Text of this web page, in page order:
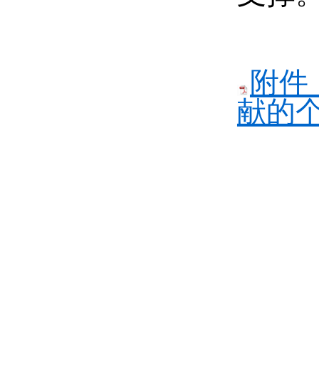
附件
献的